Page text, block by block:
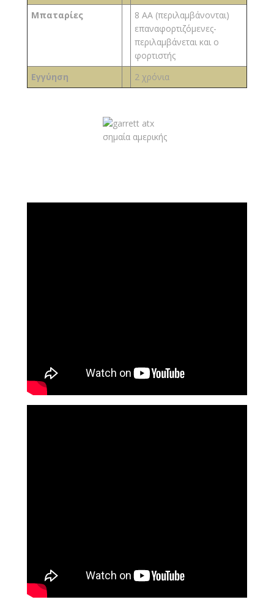
Μπαταρίες
8 AA (περιλαμβάνονται)
επαναφορτιζόμενες-
περιλαμβάνεται και ο
φορτιστής
Εγγύηση
2 χρόνια